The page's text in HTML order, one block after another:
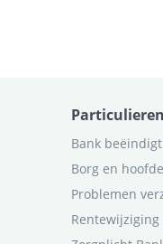
Particulieren
Bank
Borg en
Problemen